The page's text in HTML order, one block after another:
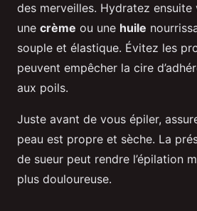
des merveilles. Hydratez ensuite
une crème ou une huile
souple et élastique. Évitez les
peuvent empêcher la cire
aux poils.
Juste avant de vous épiler,
peau est propre et sèche. La
de sueur peut rendre l’épilation
plus douloureuse.